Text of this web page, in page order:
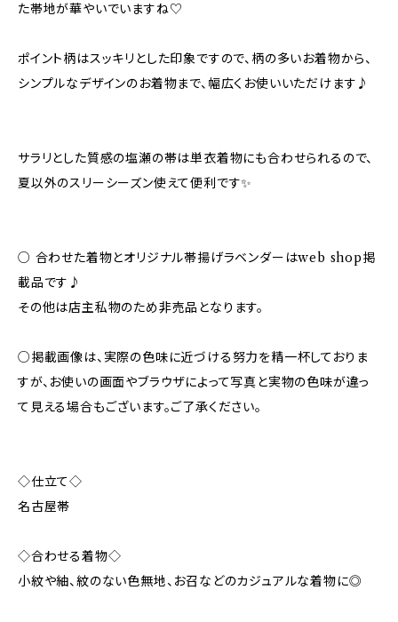
た帯地が華やいでいますね♡
ポイント柄はスッキリとした印象ですので、柄の多いお着物から、
シンプルなデザインのお着物まで、幅広くお使いいただけます♪
サラリとした質感の塩瀬の帯は単衣着物にも合わせられるので、
夏以外のスリーシーズン使えて便利です✨
○ 合わせた着物とオリジナル帯揚げラベンダーはweb shop掲
載品です♪
その他は店主私物のため非売品となります。
○掲載画像は、実際の色味に近づける努力を精一杯しておりま
すが、お使いの画面やブラウザによって写真と実物の色味が違っ
て見える場合もございます。ご了承ください。
◇仕立て◇
名古屋帯
◇合わせる着物◇
小紋や紬、紋のない色無地、お召などのカジュアルな着物に◎